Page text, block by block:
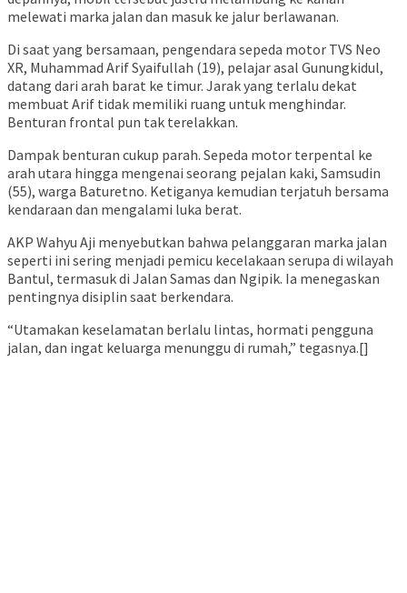
melewati marka jalan dan masuk ke jalur berlawanan.
Di saat yang bersamaan, pengendara sepeda motor TVS Neo
XR, Muhammad Arif Syaifullah (19), pelajar asal Gunungkidul,
datang dari arah barat ke timur. Jarak yang terlalu dekat
membuat Arif tidak memiliki ruang untuk menghindar.
Benturan frontal pun tak terelakkan.
Dampak benturan cukup parah. Sepeda motor terpental ke
arah utara hingga mengenai seorang pejalan kaki, Samsudin
(55), warga Baturetno. Ketiganya kemudian terjatuh bersama
kendaraan dan mengalami luka berat.
AKP Wahyu Aji menyebutkan bahwa pelanggaran marka jalan
seperti ini sering menjadi pemicu kecelakaan serupa di wilayah
Bantul, termasuk di Jalan Samas dan Ngipik. Ia menegaskan
pentingnya disiplin saat berkendara.
“Utamakan keselamatan berlalu lintas, hormati pengguna
jalan, dan ingat keluarga menunggu di rumah,” tegasnya.[]